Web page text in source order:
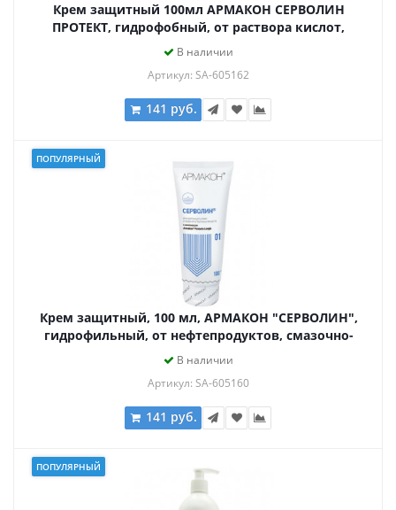
Крем защитный 100мл АРМАКОН СЕРВОЛИН
ПРОТЕКТ, гидрофобный, от раствора кислот,
щелочей, 1198
В наличии
Артикул: SA-605162
141 руб.
ПОПУЛЯРНЫЙ
Крем защитный, 100 мл, АРМАКОН "СЕРВОЛИН",
гидрофильный, от нефтепродуктов, смазочно-
охлаждающих жидкостей, красок, 1197
В наличии
Артикул: SA-605160
141 руб.
ПОПУЛЯРНЫЙ